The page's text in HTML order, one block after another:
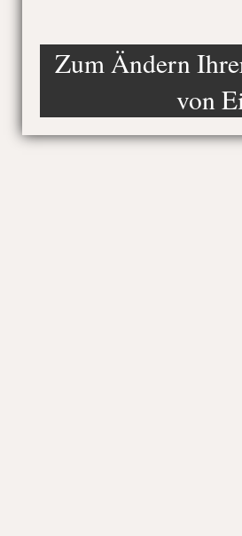
Zum Ändern
von